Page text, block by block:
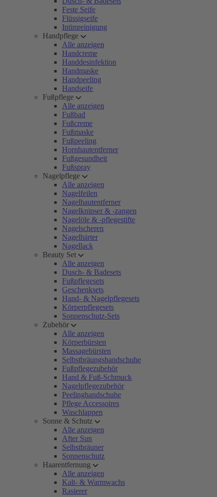
Feste Seife
Flüssigseife
Intimreinigung
Handpflege
Alle anzeigen
Handcreme
Handdesinfektion
Handmaske
Handpeeling
Handseife
Fußpflege
Alle anzeigen
Fußbad
Fußcreme
Fußmaske
Fußpeeling
Hornhautentferner
Fußgesundheit
Fußspray
Nagelpflege
Alle anzeigen
Nagelfeilen
Nagelhautentferner
Nagelknipser & -zangen
Nagelöle & -pflegestifte
Nagelscheren
Nagelhärter
Nagellack
Beauty Set
Alle anzeigen
Dusch- & Badesets
Fußpflegesets
Geschenksets
Hand- & Nagelpflegesets
Körperpflegesets
Sonnenschutz-Sets
Zubehör
Alle anzeigen
Körperbürsten
Massagebürsten
Selbstbräungshandschuhe
Fußpflegezubehör
Hand & Fuß-Schmuck
Nagelpflegezubehör
Peelinghandschuhe
Pflege Accessoires
Waschlappen
Sonne & Schutz
Alle anzeigen
After Sun
Selbstbräuner
Sonnenschutz
Haarentfernung
Alle anzeigen
Kalt- & Warmwachs
Rasierer